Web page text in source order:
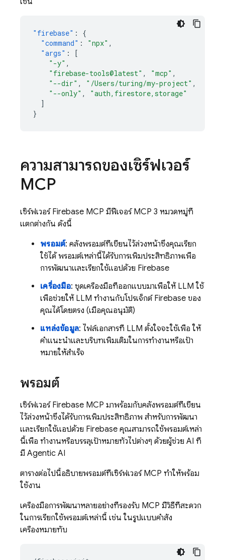
"firebase" :
{
"command" : "npx" ,
"args" :
[
"-y" ,
"firebase-tools@latest" , "mcp" ,
"--dir" , "/Users/turing/my-project" ,
"--only" ,
"auth,firestore,storage"
]
}
ความสามารถของเซิร์ฟเวอร์
MCP
เซิร์ฟเวอร์ Firebase MCP มีฟีเจอร์ MCP 3 หมวดหมู่ที่
แตกต่างกัน ดังนี้
พรอมต์: คลังพรอมต์ที่เขียนไว้ล่วงหน้าซึ่งคุณเรียก
ใช้ได้ พรอมต์เหล่านี้ได้รับการเพิ่มประสิทธิภาพเพื่อ
การพัฒนาและเรียกใช้แอปด้วย Firebase
เครื่องมือ: ชุดเครื่องมือที่ออกแบบมาเพื่อให้ LLM ใช้
เพื่อช่วยให้ LLM ทำงานกับโปรเจ็กต์ Firebase ของ
คุณได้โดยตรง (เมื่อคุณอนุมัติ)
แหล่งข้อมูล: ไฟล์เอกสารที่ LLM ตั้งใจจะใช้เพื่อ ให้
คำแนะนำและบริบทเพิ่มเติมในการทำงานหรือเป้า
หมายให้สำเร็จ
พรอมต์
เซิร์ฟเวอร์ Firebase MCP มาพร้อมกับคลังพรอมต์ที่เขียน
ไว้ล่วงหน้าซึ่งได้รับการเพิ่มประสิทธิภาพ สําหรับการพัฒนา
และเรียกใช้แอปด้วย Firebase คุณสามารถใช้พรอมต์เหล่า
นี้เพื่อ ทำงานหรือบรรลุเป้าหมายทั่วไปต่างๆ ด้วยผู้ช่วย AI ที่
มี Agentic AI
ตารางต่อไปนี้อธิบายพรอมต์ที่เซิร์ฟเวอร์ MCP ทำให้พร้อม
ใช้งาน
เครื่องมือการพัฒนาหลายอย่างที่รองรับ MCP มีวิธีที่สะดวก
ในการเรียกใช้พรอมต์เหล่านี้ เช่น ในรูปแบบคำสั่ง
เครื่องหมายทับ